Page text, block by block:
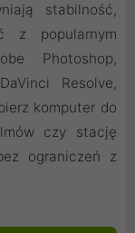
stabilność,
z popularnym
Photoshop,
Resolve,
komputer do
czy stację
ograniczeń z